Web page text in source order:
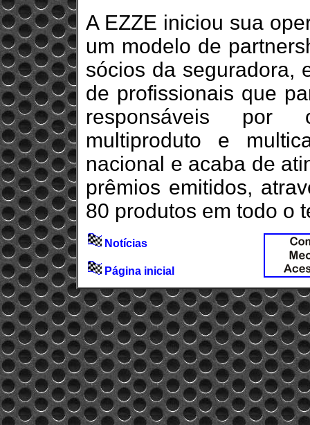
A EZZE iniciou sua
um modelo de
sócios da seguradora,
de profissionais que
responsáveis por
multiproduto e
nacional e acaba de
prêmios emitidos,
80 produtos em todo o
Notícias
Página inicial